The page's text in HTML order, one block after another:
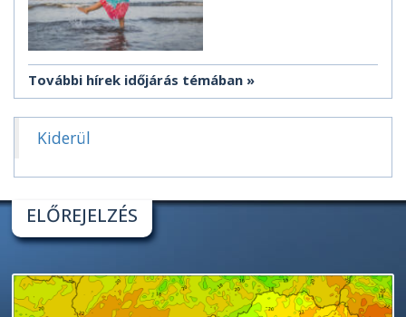
További hírek időjárás témában
Kiderül
ELŐREJELZÉS